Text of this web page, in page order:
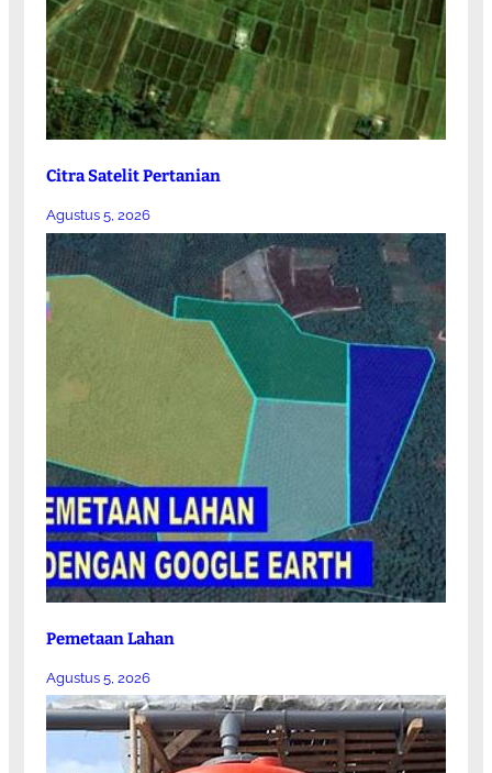
Citra Satelit Pertanian
Agustus 5, 2026
Pemetaan Lahan
Agustus 5, 2026